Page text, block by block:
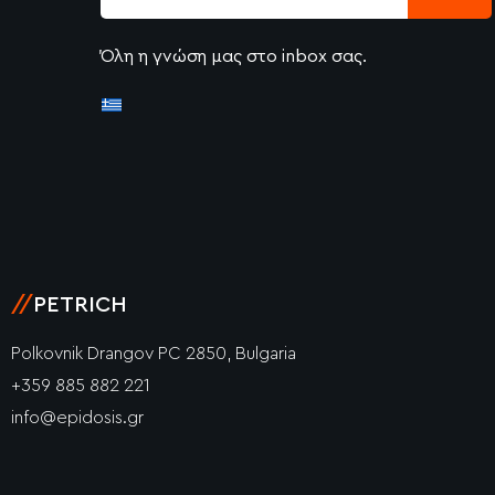
Όλη η γνώση μας στο inbox σας.
// PETRICH
Polkovnik Drangov PC 2850, Bulgaria
+359 885 882 221
info@epidosis.gr